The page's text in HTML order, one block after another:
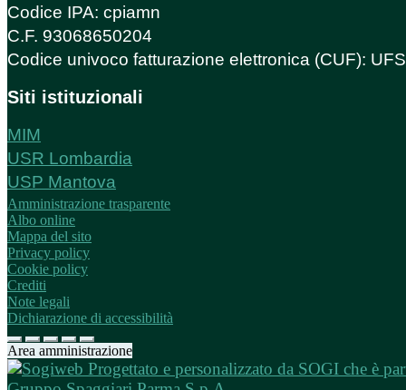
Codice IPA: cpiamn
C.F. 93068650204
Codice univoco fatturazione elettronica (CUF):
Siti istituzionali
MIM
USR Lombardia
USP Mantova
Amministrazione trasparente
Albo online
Mappa del sito
Privacy policy
Cookie policy
Crediti
Note legali
Dichiarazione di accessibilità
Area amministrazione